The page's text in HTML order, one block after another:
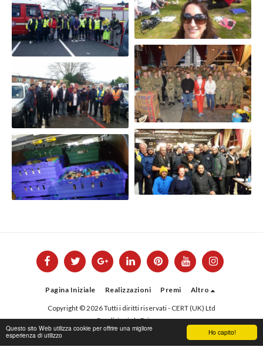
Ho capito!
Questo sito Web utilizza cookie per offrire una migliore
esperienza di utilizzo
Pagina Iniziale Realizzazioni Premi Altro
Copyright © 2026 Tutti i diritti riservati - CERT (UK) Ltd
Condizioni|Privacy